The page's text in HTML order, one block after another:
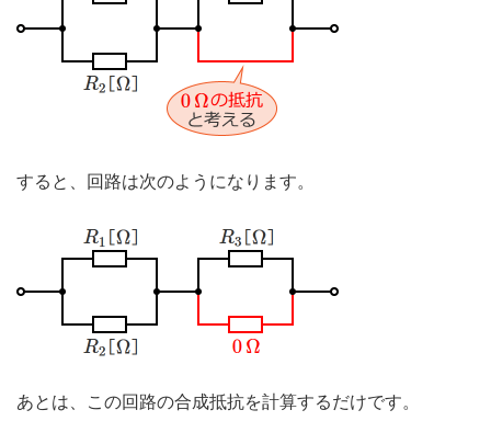
すると、回路は次のようになります。
あとは、この回路の合成抵抗を計算するだけです。